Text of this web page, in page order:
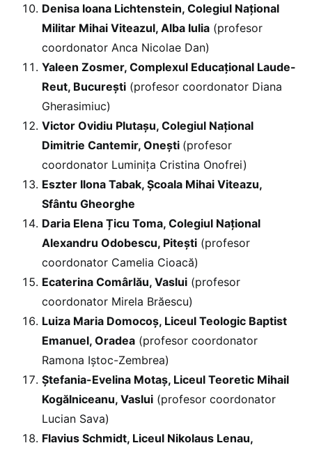
Denisa Ioana Lichtenstein, Colegiul Național
Militar Mihai Viteazul, Alba Iulia (profesor
coordonator Anca Nicolae Dan)
Yaleen Zosmer, Complexul Educațional Laude-
Reut, București (profesor coordonator Diana
Gherasimiuc)
Victor Ovidiu Plutașu, Colegiul Național
Dimitrie Cantemir, Onești (profesor
coordonator Luminița Cristina Onofrei)
Eszter Ilona Tabak, Școala Mihai Viteazu,
Sfântu Gheorghe
Daria Elena Țicu Toma, Colegiul Național
Alexandru Odobescu, Pitești (profesor
coordonator Camelia Cioacă)
Ecaterina Comârlău, Vaslui (profesor
coordonator Mirela Brăescu)
Luiza Maria Domocoș, Liceul Teologic Baptist
Emanuel, Oradea (profesor coordonator
Ramona Iștoc-Zembrea)
Ștefania-Evelina Motaș, Liceul Teoretic Mihail
Kogălniceanu, Vaslui (profesor coordonator
Lucian Sava)
Flavius Schmidt, Liceul Nikolaus Lenau,